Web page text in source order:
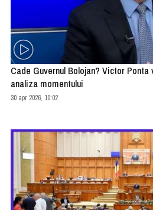
Cade Guvernul Bolojan? Victor Ponta
analiza momentului
30 apr 2026, 10:02